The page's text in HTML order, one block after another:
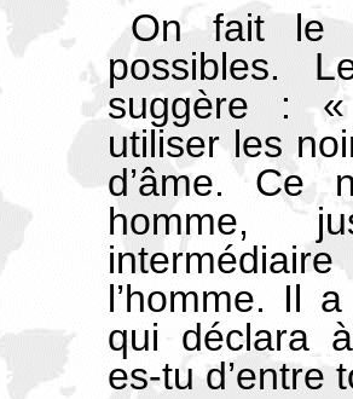
On fait le
possibles.
suggère :
utiliser les
d’âme. Ce
homme,
l’homme. Il
qui déclara
es-tu d’entre